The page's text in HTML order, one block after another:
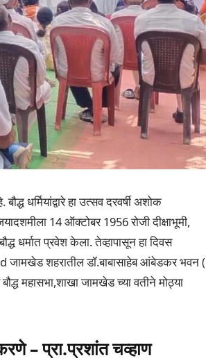
धर्मियांद्वारे हा उत्सव दरवर्षी अशोक
14 ऑक्टोबर 1956 रोजी दीक्षाभूमी,
धर्मात प्रवेश केला. तेव्हापासून हा दिवस
जामखेड शहरातील डॉ.बाबासाहेब आंबेडकर भवन (
महासभा,शाखा जामखेड च्या वतीने मोठ्या
– प्रा.प्रशांत चव्हाण